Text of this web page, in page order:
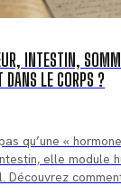
INTESTIN,
DANS LE CORPS ?
qu’une «
elle module
Découvrez